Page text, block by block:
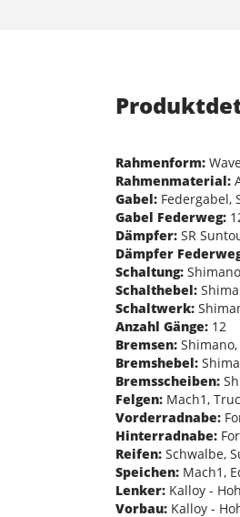
Rahmenform:
Rahmenmaterial:
Gabel: Federgabel,
Gabel Federweg:
Dämpfer: SR
Dämpfer
Schaltung:
Schalthebel:
Schaltwerk:
Anzahl Gänge: 12
Bremsen:
Bremshebel:
Bremsscheiben:
Felgen: Mach1,
Vorderradnabe:
Hinterradnabe:
Reifen: Schwalbe,
Speichen: Mach1,
Lenker: Kalloy -
Vorbau: Kalloy -